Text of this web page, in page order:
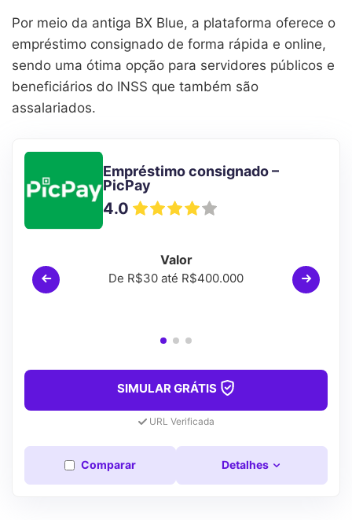
Por meio da antiga BX Blue, a plataforma oferece o
empréstimo consignado de forma rápida e online,
sendo uma ótima opção para servidores públicos e
beneficiários do INSS que também são
assalariados.
Empréstimo consignado –
PicPay
4.0
Valor
De R$30 até R$400.000
SIMULAR GRÁTIS
URL Verificada
Comparar Detalhes